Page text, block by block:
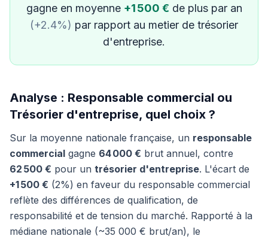
gagne en moyenne +1 500 € de plus par an
(+2.4%) par rapport au metier de trésorier
d'entreprise.
Analyse : Responsable commercial ou
Trésorier d'entreprise, quel choix ?
Sur la moyenne nationale française, un responsable
commercial gagne 64 000 € brut annuel, contre
62 500 € pour un trésorier d'entreprise. L'écart de
+1 500 € (2%) en faveur du responsable commercial
reflète des différences de qualification, de
responsabilité et de tension du marché. Rapporté à la
médiane nationale (~35 000 € brut/an), le